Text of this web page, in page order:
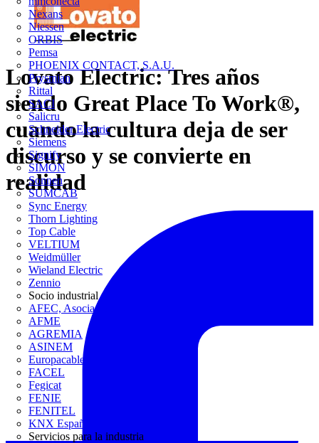
Nexans
Niessen
ORBIS
Pemsa
PHOENIX CONTACT, S.A.U.
Prysmian
Rittal
SACI
Salicru
Schneider Electric
Siemens
Signify
SIMON
Sonnen
SUMCAB
Sync Energy
Thorn Lighting
Top Cable
VELTIUM
Weidmüller
Wieland Electric
Zennio
Socio industrial
AFEC, Asociación de Fabricantes de Equipos de Climatización
AFME
AGREMIA
ASINEM
Europacable
FACEL
Fegicat
FENIE
FENITEL
KNX España
Servicios para la industria
Lovato Electric: Tres años
siendo Great Place To Work®,
cuando la cultura deja de ser
discurso y se convierte en
realidad